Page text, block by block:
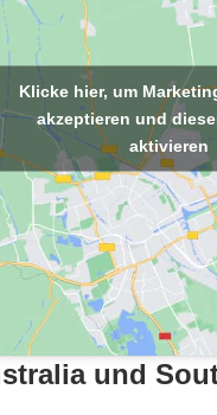
Klicke hier, um
akzeptieren und
aktivieren
und